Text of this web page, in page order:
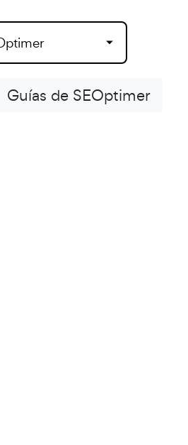
Guías de SEOptimer